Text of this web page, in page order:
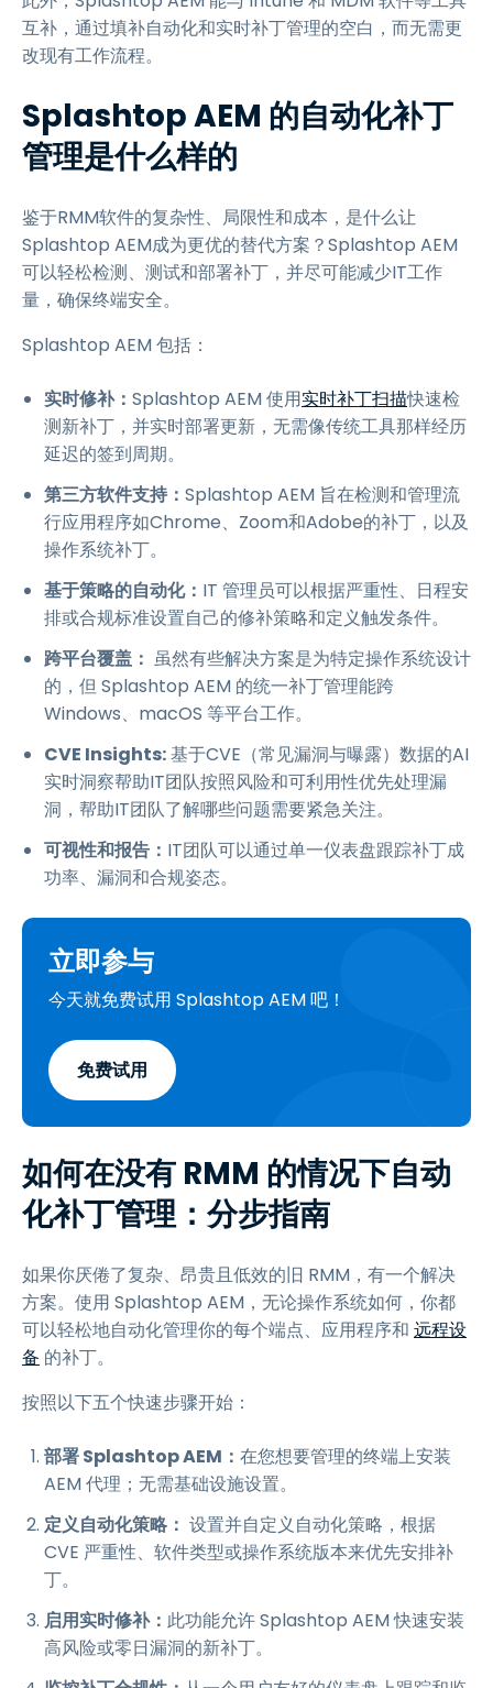
互补，通过填补自动化和实时补丁管理的空白，而无需更
改现有工作流程。
Splashtop AEM 的自动化补丁
管理是什么样的
鉴于RMM软件的复杂性、局限性和成本，是什么让
Splashtop AEM成为更优的替代方案？Splashtop AEM
可以轻松检测、测试和部署补丁，并尽可能减少IT工作
量，确保终端安全。
Splashtop AEM 包括：
实时修补： Splashtop AEM 使用实时补丁扫描快速检
测新补丁，并实时部署更新，无需像传统工具那样经历
延迟的签到周期。
第三方软件支持： Splashtop AEM 旨在检测和管理流
行应用程序如Chrome、Zoom和Adobe的补丁，以及
操作系统补丁。
基于策略的自动化： IT 管理员可以根据严重性、日程安
排或合规标准设置自己的修补策略和定义触发条件。
跨平台覆盖： 虽然有些解决方案是为特定操作系统设计
的，但 Splashtop AEM 的统一补丁管理能跨
Windows、macOS 等平台工作。
CVE Insights:基于CVE（常见漏洞与曝露）数据的AI
实时洞察帮助IT团队按照风险和可利用性优先处理漏
洞，帮助IT团队了解哪些问题需要紧急关注。
可视性和报告： IT团队可以通过单一仪表盘跟踪补丁成
功率、漏洞和合规姿态。
立即参与
今天就免费试用 Splashtop AEM 吧！
免费试用
如何在没有 RMM 的情况下自动
化补丁管理：分步指南
如果你厌倦了复杂、昂贵且低效的旧 RMM，有一个解决
方案。使用 Splashtop AEM，无论操作系统如何，你都
可以轻松地自动化管理你的每个端点、应用程序和 远程设
备 的补丁。
按照以下五个快速步骤开始：
部署 Splashtop AEM： 在您想要管理的终端上安装
AEM 代理；无需基础设施设置。
定义自动化策略： 设置并自定义自动化策略，根据
CVE 严重性、软件类型或操作系统版本来优先安排补
丁。
启用实时修补： 此功能允许 Splashtop AEM 快速安装
高风险或零日漏洞的新补丁。